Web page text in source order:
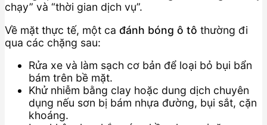
chạy” và “thời gian dịch vụ”.
Về mặt thực tế, một ca đánh bóng ô tô thường đi
qua các chặng sau:
Rửa xe và làm sạch cơ bản để loại bỏ bụi bẩn
bám trên bề mặt.
Khử nhiễm bằng clay hoặc dung dịch chuyên
dụng nếu sơn bị bám nhựa đường, bụi sắt, cặn
khoáng.